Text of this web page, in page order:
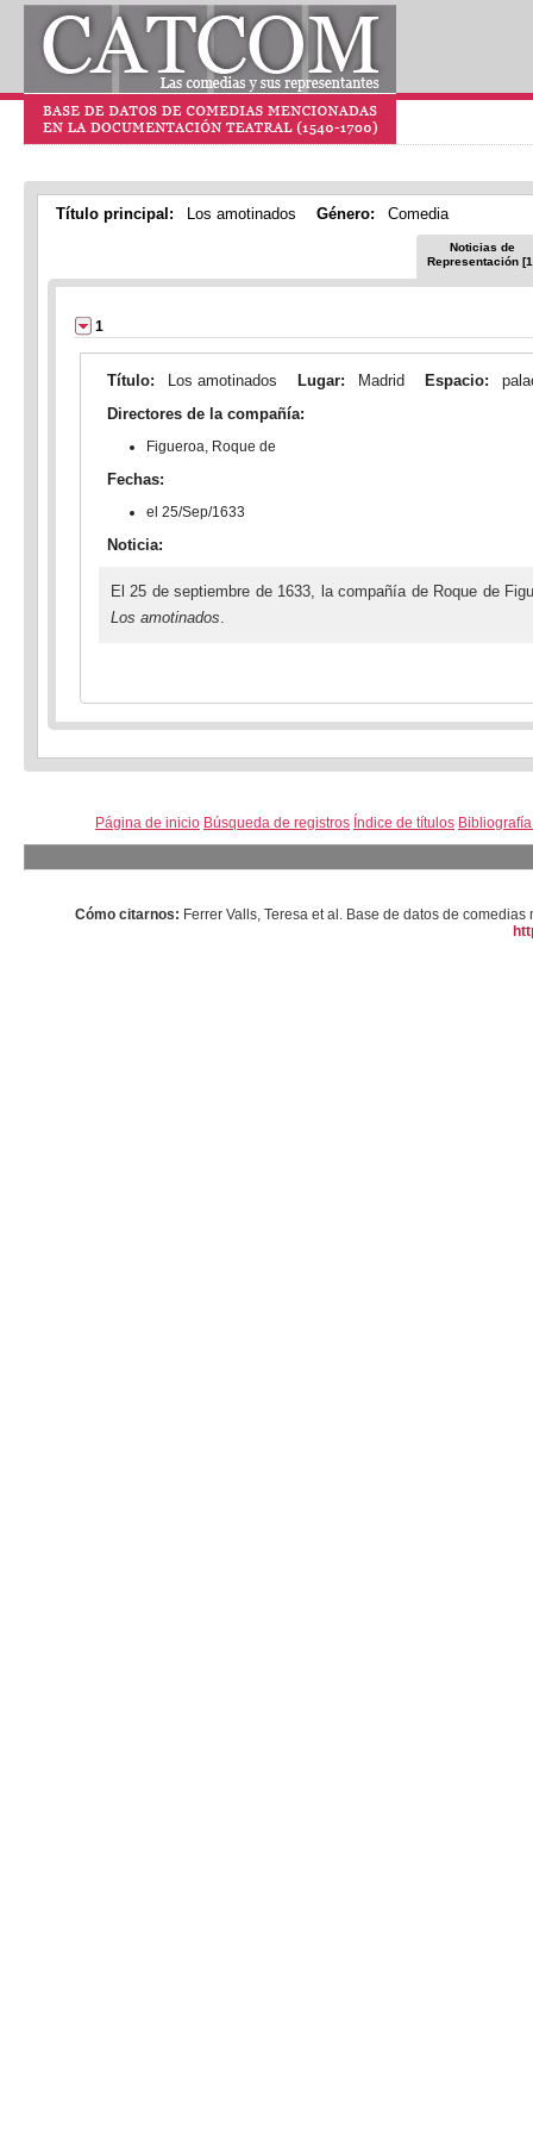
Título principal: Los amotinados Género: Comedia
Noticias de
Representación
1
Título: Los amotinados Lugar: Madrid Espacio:
Directores de la compañía:
Figueroa, Roque de
Fechas:
el 25/Sep/1633
Noticia:
El 25 de septiembre de 1633, la compañía de Roque de
Los amotinados.
Página de inicio Búsqueda de registros Índice de títulos
Cómo citarnos: Ferrer Valls, Teresa et al. Base de datos de